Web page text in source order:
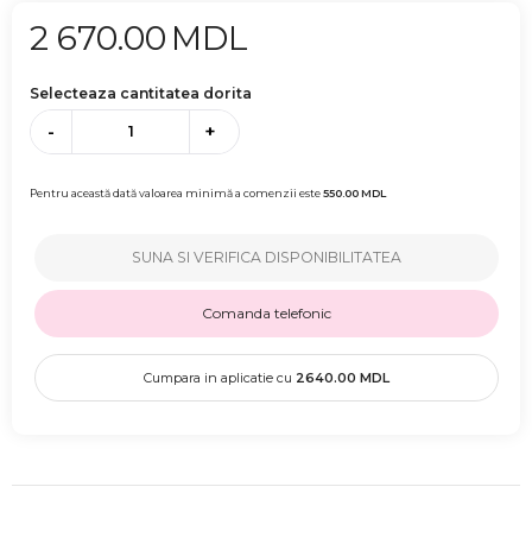
2 670.00 MDL
Selecteaza cantitatea dorita
- +
Pentru această dată valoarea minimă a comenzii este550.00MDL
SUNA SI VERIFICA DISPONIBILITATEA
Comanda telefonic
Cumpara in aplicatie cu 2640.00 MDL